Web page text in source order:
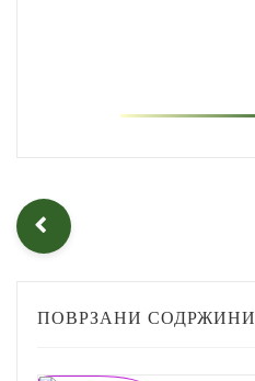
ПОВРЗАНИ СОДРЖИНИ